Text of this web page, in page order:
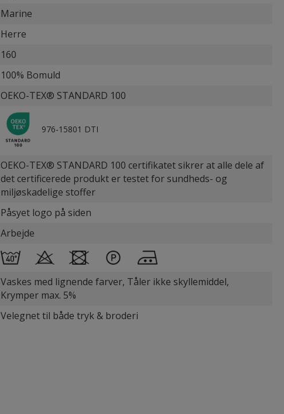
Marine
Herre
160
100% Bomuld
OEKO-TEX® STANDARD 100
976-15801 DTI
OEKO-TEX® STANDARD 100 certifikatet sikrer at alle dele af
det certificerede produkt er testet for sundheds- og
miljøskadelige stoffer
Påsyet logo på siden
Arbejde
Vaskes med lignende farver, Tåler ikke skyllemiddel,
Krymper max. 5%
Velegnet til både tryk & broderi